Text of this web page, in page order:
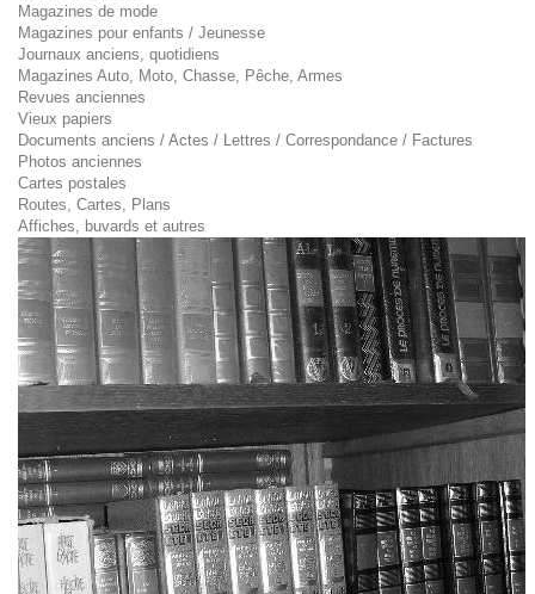
Magazines de mode
Magazines pour enfants / Jeunesse
Journaux anciens, quotidiens
Magazines Auto, Moto, Chasse, Pêche, Armes
Revues anciennes
Vieux papiers
Documents anciens / Actes / Lettres / Correspondance / Factures
Photos anciennes
Cartes postales
Routes, Cartes, Plans
Affiches, buvards et autres